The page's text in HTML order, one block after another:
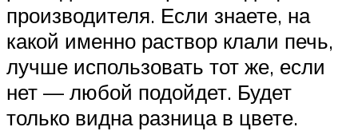
производителя. Если знаете, на
какой именно раствор клали печь,
лучше использовать тот же, если
нет — любой подойдет. Будет
только видна разница в цвете.